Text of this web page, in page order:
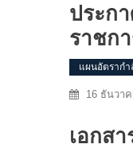
ประก
ราชก
แผนอัตรากำ
16 ธันวา
เอกส